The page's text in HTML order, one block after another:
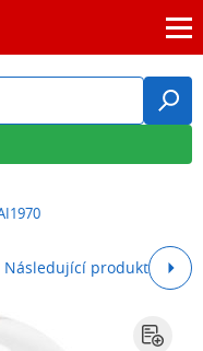
Následující produkt